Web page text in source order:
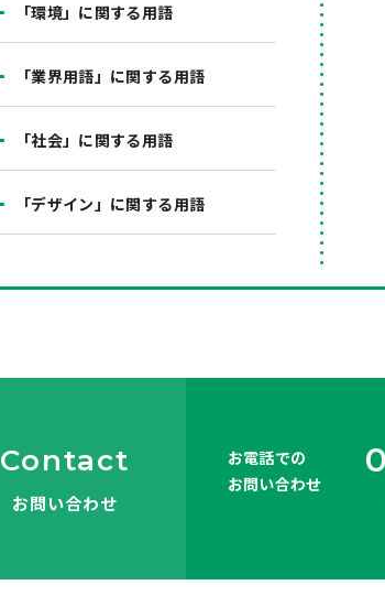
「環境」に関する用語
「業界用語」に関する用語
「社会」に関する用語
「デザイン」に関する用語
Contact
お問い合わせ
お電話での
お問い合わせ